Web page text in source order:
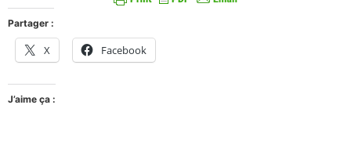
Partager :
X Facebook
J’aime ça :